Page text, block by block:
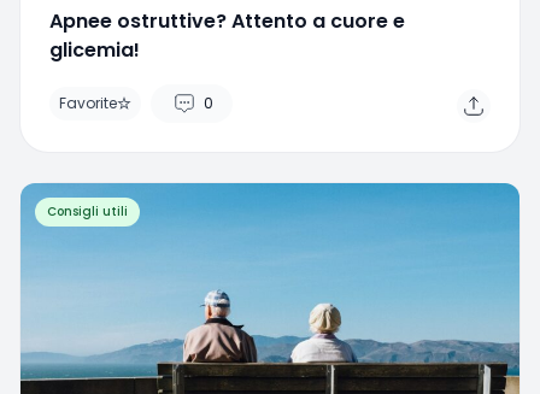
Apnee ostruttive? Attento a cuore e
glicemia!
Favorite 0
Consigli utili